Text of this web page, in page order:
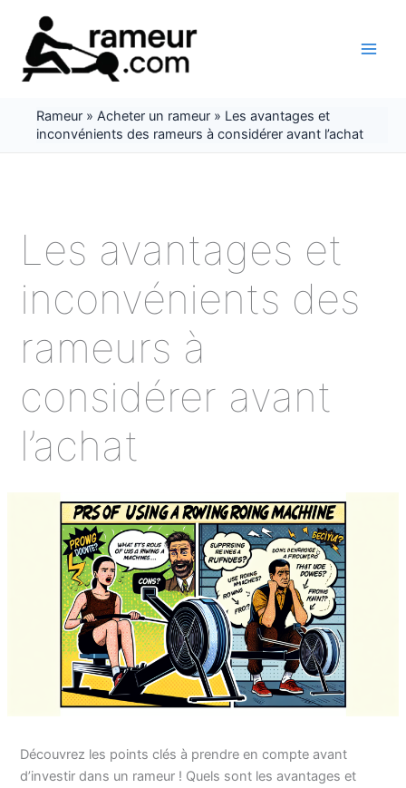
contenu
Rameur » Acheter un rameur » Les avantages et
inconvénients des rameurs à considérer avant l’achat
Les avantages et
inconvénients des
rameurs à
considérer avant
l’achat
Découvrez les points clés à prendre en compte avant
d’investir dans un rameur ! Quels sont les avantages et